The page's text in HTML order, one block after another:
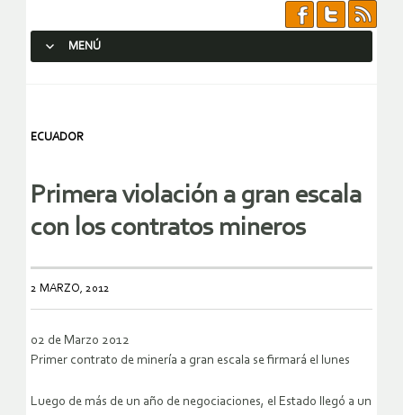
MENÚ
ECUADOR
Primera violación a gran escala
con los contratos mineros
2 MARZO, 2012
02 de Marzo 2012
Primer contrato de minería a gran escala se firmará el lunes
Luego de más de un año de negociaciones, el Estado llegó a un